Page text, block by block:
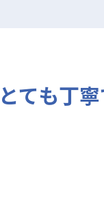
ても丁